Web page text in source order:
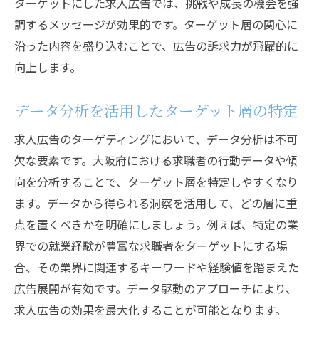
福利厚生やキャリアパスのアピール
企業のビジョンとミッションを伝える方法
求人広告で透明性を持たせるための工夫
視覚的要素を活用した求人広告の効果的なデザ
ビジュアル要素が与える影響とその重要性
画像選びのポイントと注意点
動画を使った求人広告の効果
インフォグラフィックスを活用した情報伝
デザインツールの活用法とおすすめツール
視覚的要素で応募率を上げるための実例
ターゲット層に響く求人広告の作成テクニック
ターゲット層ごとのアプローチ方法
調するメッセージが効果的です。ターゲット層の関心に
沿った内容を盛り込むことで、広告の訴求力が飛躍的に
向上します。
データ分析を活用したターゲット層の特定
求人広告のターゲティングにおいて、データ分析は不可
欠な要素です。大阪府における求職者の行動データや傾
向を分析することで、ターゲット層を特定しやすくなり
ます。データから得られる洞察を活用して、どの層に重
点を置くべきかを明確にしましょう。例えば、特定の業
界での就業経験が豊富な求職者をターゲットにする場
合、その業界に関連するキーワードや経験値を踏まえた
広告展開が有効です。データ駆動のアプローチにより、
求人広告の効果を最大化することが可能となります。